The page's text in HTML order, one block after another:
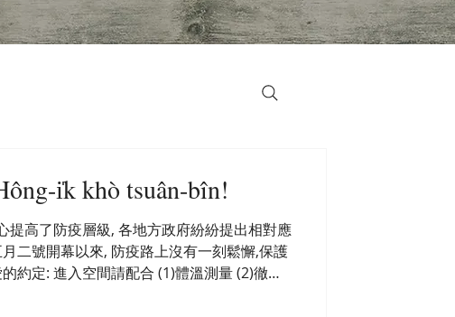
i̍k khò tsuân-bîn!
提高了防疫層級, 各地方政府紛紛提出相對應
二號開幕以來, 防疫路上沒有一刻鬆懈,保護
約定: 進入空間請配合 (1)體溫測量 (2)徹底